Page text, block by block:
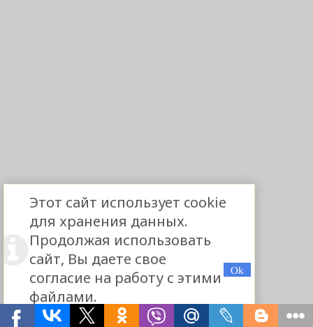
Этот сайт использует cookie
для хранения данных.
Продолжая использовать
сайт, Вы даете свое
согласие на работу с этими
файлами.